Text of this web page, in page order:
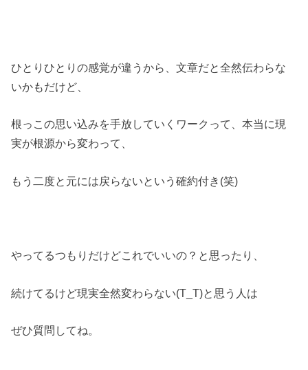
ひとりひとりの感覚が違うから、文章だと全然伝わらな
いかもだけど、
根っこの思い込みを手放していくワークって、本当に現
実が根源から変わって、
もう二度と元には戻らないという確約付き(笑)
やってるつもりだけどこれでいいの？と思ったり、
続けてるけど現実全然変わらない(T_T)と思う人は
ぜひ質問してね。